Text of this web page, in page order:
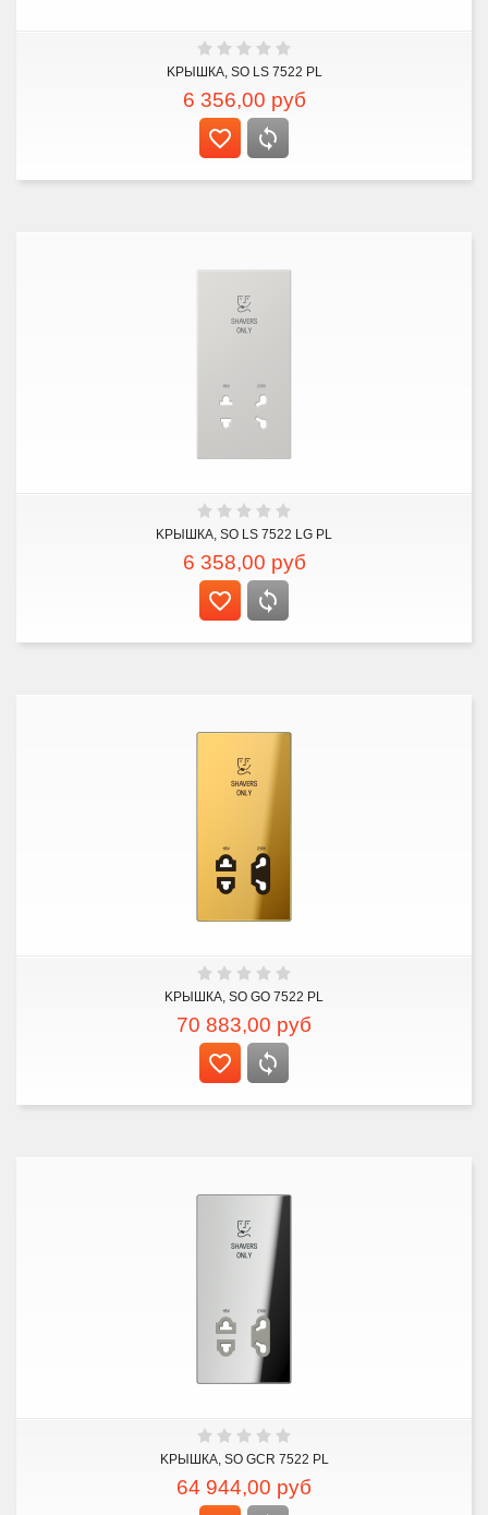
KРЫШКА, SO LS 7522 PL
6 356,00 руб
KРЫШКА, SO LS 7522 LG PL
6 358,00 руб
KРЫШКА, SO GO 7522 PL
70 883,00 руб
KРЫШКА, SO GCR 7522 PL
64 944,00 руб